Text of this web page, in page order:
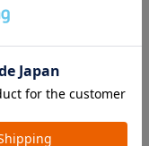
贈ってお祝いしよ